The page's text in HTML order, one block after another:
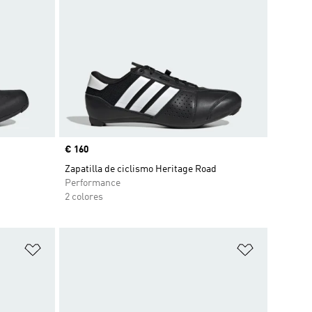
Precio
€ 160
Zapatilla de ciclismo Heritage Road
Performance
2 colores